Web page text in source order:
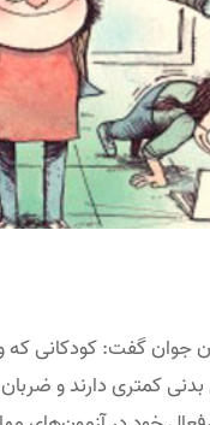
جوان گفت: کودکانی
کمتری دارند و